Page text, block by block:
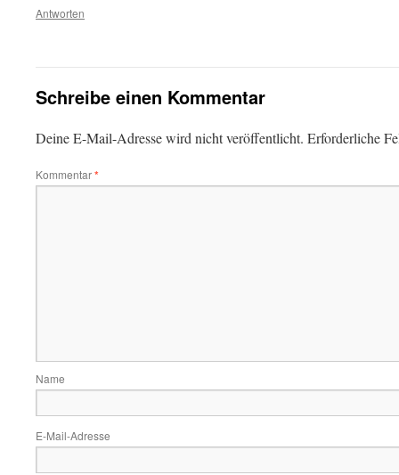
Antworten
Schreibe einen Kommentar
Deine E-Mail-Adresse wird nicht veröffentlicht. Erforderliche
Kommentar*
Name
E-Mail-Adresse